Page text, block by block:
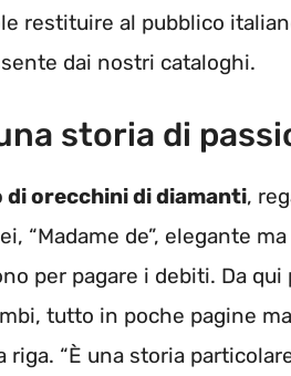
restituire al pubblico
dai nostri cataloghi.
storia di
di orecchini di diamanti,
“Madame de”, elegante
per pagare i debiti. Da
tutto in poche pagine
“È una storia